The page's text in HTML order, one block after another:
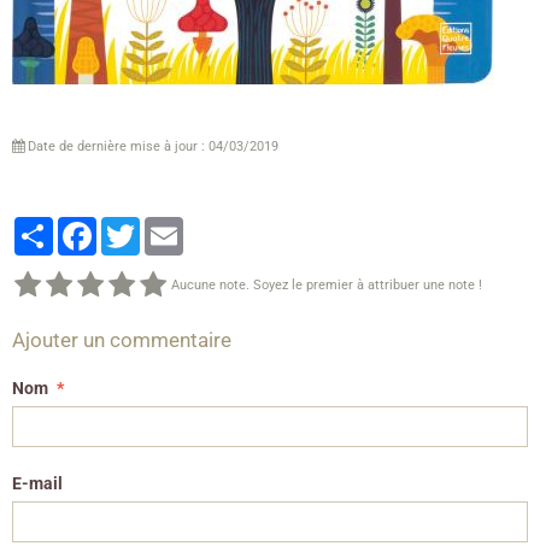
Date de dernière mise à jour : 04/03/2019
PartagerFacebook
Twitter
Aucune note. Soyez le premier à attribuer une note !
Ajouter un commentaire
Nom
E-mail